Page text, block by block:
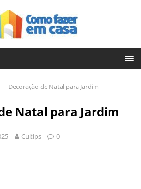
Decoração de Natal para Jardim
Natal para Jardim
Cultips 0